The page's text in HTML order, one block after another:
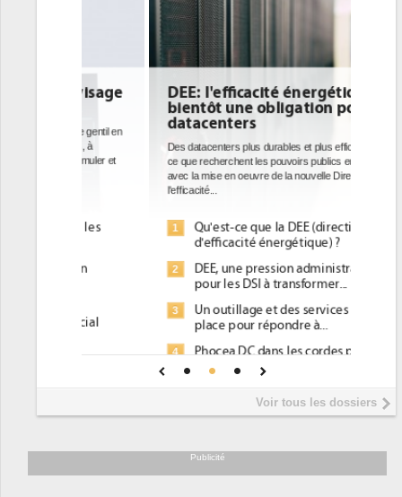
DEE: l'efficacité énergétique
bientôt une obligation pour les
datacenters
Des datacenters plus durables et plus efficaces, c'est
ce que recherchent les pouvoirs publics européens
avec la mise en oeuvre de la nouvelle Directive sur
Qu'est-ce que la DEE (directive
d'efficacité énergétique) ?
DEE, une pression administrative
pour les DSI à transformer...
Un outillage et des services déjà en
place pour répondre à...
Phocea DC dans les cordes pour la
Interview de Fabrice Coquio,
président de Digital Realty...
soutient les...
Voir tous les dossiers
Publicité